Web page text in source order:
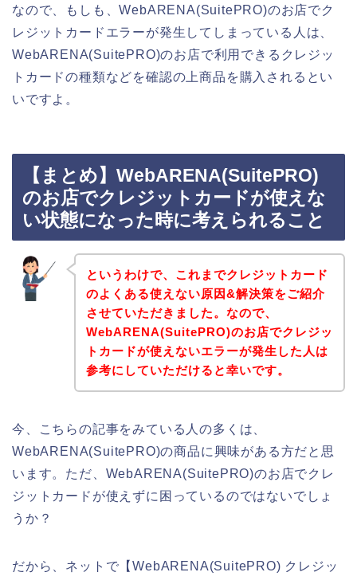
なので、もしも、WebARENA(SuitePRO)のお店でク
レジットカードエラーが発生してしまっている人は、
WebARENA(SuitePRO)のお店で利用できるクレジッ
トカードの種類などを確認の上商品を購入されるとい
いですよ。
【まとめ】WebARENA(SuitePRO)
のお店でクレジットカードが使えな
い状態になった時に考えられること
というわけで、これまでクレジットカード
のよくある使えない原因&解決策をご紹介
させていただきました。なので、
WebARENA(SuitePRO)のお店でクレジッ
トカードが使えないエラーが発生した人は
参考にしていただけると幸いです。
今、こちらの記事をみている人の多くは、
WebARENA(SuitePRO)の商品に興味がある方だと思
います。ただ、WebARENA(SuitePRO)のお店でクレ
ジットカードが使えずに困っているのではないでしょ
うか？
だから、ネットで【WebARENA(SuitePRO) クレジッ